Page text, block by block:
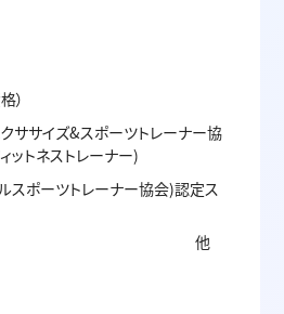
）
ササイズ&スポーツトレーナー協
ットネストレーナー)
スポーツトレーナー協会)認定ス
他